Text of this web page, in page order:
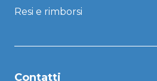
Resi e rimborsi
Contatti